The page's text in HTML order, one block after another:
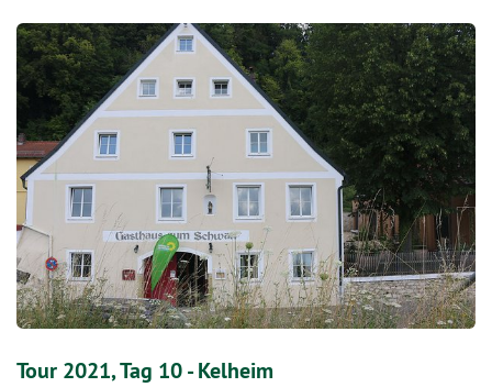
Tour 2021, Tag 10 - Kelheim